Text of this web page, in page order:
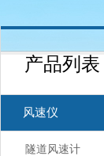
产品列表
风速仪
隧道风速计